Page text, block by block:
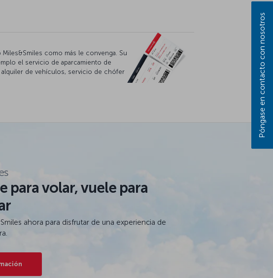
como más le convenga. Su
el servicio de aparcamiento de
de vehículos, servicio de chófer
para volar, vuele para
ahora para disfrutar de una experiencia de
Póngase en contacto con nosotros